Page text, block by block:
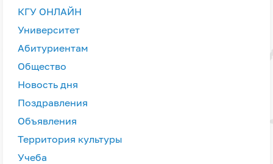
КГУ ОНЛАЙН
Университет
Абитуриентам
Общество
Новость дня
Поздравления
Объявления
Территория культуры
Учеба